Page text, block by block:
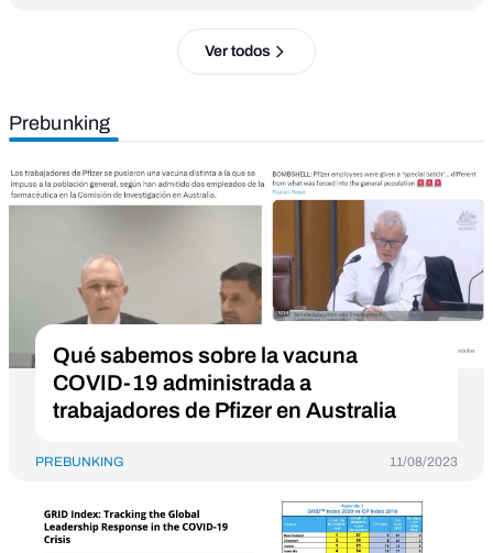
Ver todos
Prebunking
Qué sabemos sobre la vacuna
COVID-19 administrada a
trabajadores de Pfizer en Australia
PREBUNKING 11/08/2023